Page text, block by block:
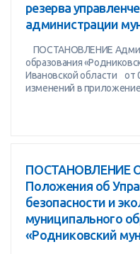
резерва
администрации
ПОСТАНОВЛЕНИЕ
образования
Ивановской области
изменений в
ПОСТАНОВЛЕНИЕ
Положения об
безопасности и
муниципального
«Родниковский